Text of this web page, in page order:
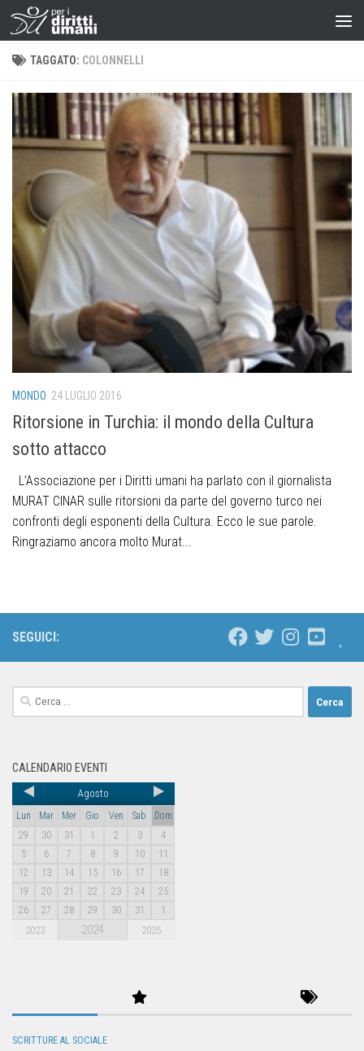
TAGGATO: COLONNELLI
MONDO 24 LUGLIO 2016
Ritorsione in Turchia: il mondo della Cultura
sotto attacco
L’Associazione per i Diritti umani ha parlato con il giornalista
MURAT CINAR sulle ritorsioni da parte del governo turco nei
confronti degli esponenti della Cultura. Ecco le sue parole.
Ringraziamo ancora molto Murat...
SEGUICI:
CALENDARIO EVENTI
Agosto
Lun Mar Mer Gio Ven Sab
Dom
29
30 31 1 2 3
4
5
6 7 8 9 10
11
12
13 14 15 16 17
18
19
20 21 22 23 24
25
26
27 28 29 30 31 1
2023 2024 2025
SCRITTURE AL SOCIALE